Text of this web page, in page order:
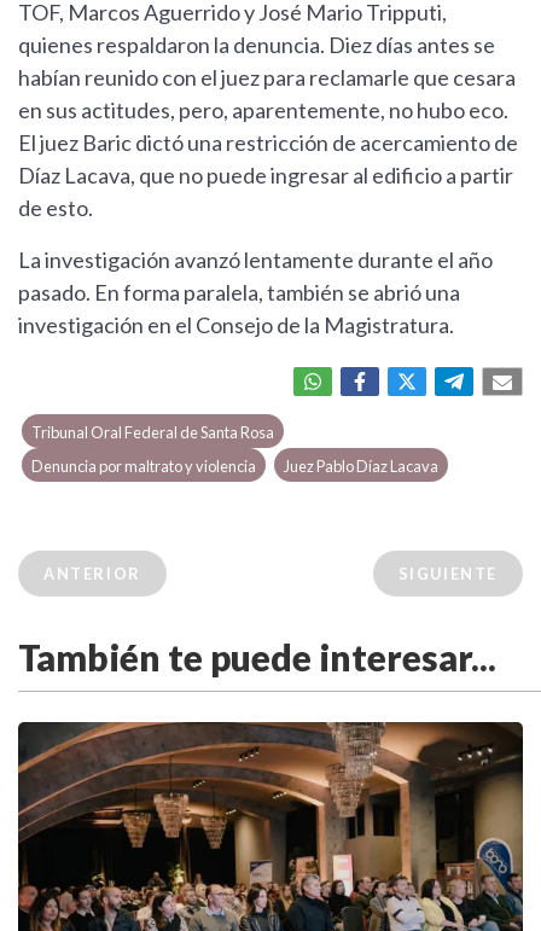
TOF, Marcos Aguerrido y José Mario Tripputi,
quienes respaldaron la denuncia. Diez días antes se
habían reunido con el juez para reclamarle que cesara
en sus actitudes, pero, aparentemente, no hubo eco.
El juez Baric dictó una restricción de acercamiento de
Díaz Lacava, que no puede ingresar al edificio a partir
de esto.
La investigación avanzó lentamente durante el año
pasado. En forma paralela, también se abrió una
investigación en el Consejo de la Magistratura.
Tribunal Oral Federal de Santa Rosa
Denuncia por maltrato y violencia
Juez Pablo Díaz Lacava
ANTERIOR SIGUIENTE
También te puede interesar...